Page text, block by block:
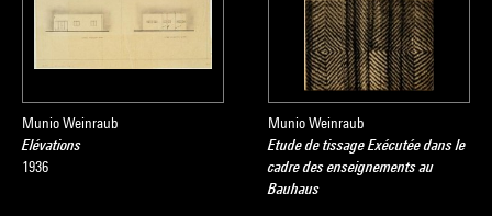
Munio Weinraub
Elévations
1936
Munio Weinraub
Etude de tissage Exécutée dans le
cadre des enseignements au
Bauhaus